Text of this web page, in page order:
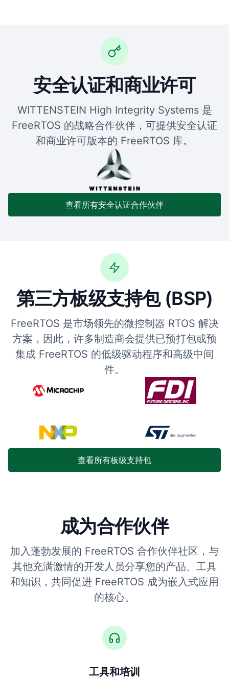
安全认证和商业许可
WITTENSTEIN High Integrity Systems 是
FreeRTOS 的战略合作伙伴，可提供安全认证
和商业许可版本的 FreeRTOS 库。
查看所有安全认证合作伙伴
第三方板级支持包 (BSP)
FreeRTOS 是市场领先的微控制器 RTOS 解决
方案，因此，许多制造商会提供已预打包或预
集成 FreeRTOS 的低级驱动程序和高级中间
件。
查看所有板级支持包
成为合作伙伴
加入蓬勃发展的 FreeRTOS 合作伙伴社区，与
其他充满激情的开发人员分享您的产品、工具
和知识，共同促进 FreeRTOS 成为嵌入式应用
的核心。
工具和培训